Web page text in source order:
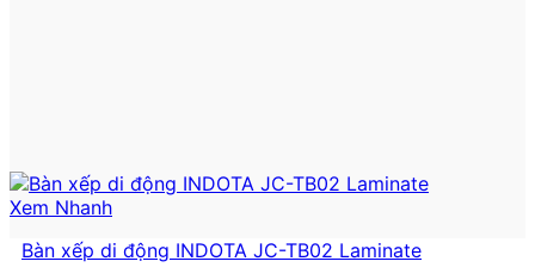
Xem Nhanh
Bàn xếp di động INDOTA JC-TB02 Laminate